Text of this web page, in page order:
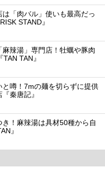
「肉バル」使いも最高だっ
STAND』
辣湯」専門店！牡蠣や豚肉
TAN』
噂！7mの麺を切らずに提供
秦唐記』
！麻辣湯は具材50種から自
』